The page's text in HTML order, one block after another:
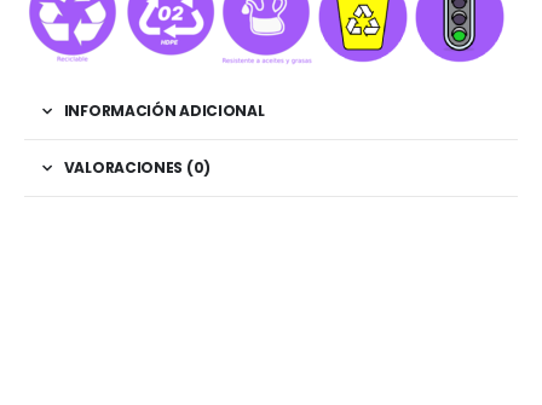
INFORMACIÓN ADICIONAL
VALORACIONES (0)